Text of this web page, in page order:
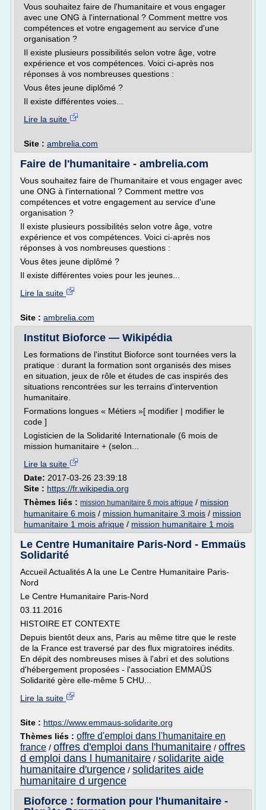
Vous souhaitez faire de l'humanitaire et vous engager
avec une ONG à l'international ? Comment mettre vos
compétences et votre engagement au service d'une
organisation ?
Il existe plusieurs possibilités selon votre âge, votre
expérience et vos compétences. Voici ci-après nos
réponses à vos nombreuses questions :
Vous êtes jeune diplômé ?
Il existe différentes voies...
Lire la suite
Site : ambrelia.com
Faire de l'humanitaire - ambrelia.com
Vous souhaitez faire de l'humanitaire et vous engager avec
une ONG à l'international ? Comment mettre vos
compétences et votre engagement au service d'une
organisation ?
Il existe plusieurs possibilités selon votre âge, votre
expérience et vos compétences. Voici ci-après nos
réponses à vos nombreuses questions :
Vous êtes jeune diplômé ?
Il existe différentes voies pour les jeunes...
Lire la suite
Site : ambrelia.com
Institut Bioforce — Wikipédia
Les formations de l'institut Bioforce sont tournées vers la
pratique : durant la formation sont organisés des mises
en situation, jeux de rôle et études de cas inspirés des
situations rencontrées sur les terrains d'intervention
humanitaire.
Formations longues « Métiers »[ modifier | modifier le
code ]
Logisticien de la Solidarité Internationale (6 mois de
mission humanitaire + (selon...
Lire la suite
Date: 2017-03-26 23:39:18
Site : https://fr.wikipedia.org
Thèmes liés : mission humanitaire 6 mois afrique / mission
humanitaire 6 mois / mission humanitaire 3 mois / mission
humanitaire 1 mois afrique / mission humanitaire 1 mois
Le Centre Humanitaire Paris-Nord - Emmaüs
Solidarité
Accueil Actualités A la une Le Centre Humanitaire Paris-
Nord
Le Centre Humanitaire Paris-Nord
03.11.2016
HISTOIRE ET CONTEXTE
Depuis bientôt deux ans, Paris au même titre que le reste
de la France est traversé par des flux migratoires inédits.
En dépit des nombreuses mises à l'abri et des solutions
d'hébergement proposées - l'association EMMAÜS
Solidarité gère elle-même 5 CHU...
Lire la suite
Site : https://www.emmaus-solidarite.org
Thèmes liés : offre d'emploi dans l'humanitaire en
france / offres d'emploi dans l'humanitaire / offres
d emploi dans l humanitaire / solidarite aide
humanitaire d'urgence / solidarites aide
humanitaire d urgence
Bioforce : formation pour l'humanitaire -